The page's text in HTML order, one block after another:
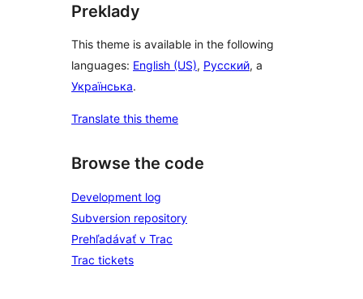
Preklady
This theme is available in the following
languages: English (US), Русский, a
Українська.
Translate this theme
Browse the code
Development log
Subversion repository
Prehľadávať v Trac
Trac tickets